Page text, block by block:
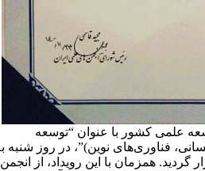
علمی کشور با عنوان “‌‌توسعه
فناوری‌های نوین)”، در روز شنبه به
۱۴۰۰ برگزار گردید. همزمان با این رویداد، از انجمن